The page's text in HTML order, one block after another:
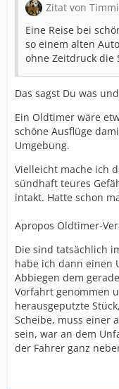
Zitat von
Eine Reise bei
so einem alten
ohne Zeitdruck die
Das sagst Du was
Ein Oldtimer wäre
schöne Ausflüge
Umgebung.
Vielleicht mache ich
sündhaft teures
intakt. Hatte schon
Apropos Oldtimer-
Die sind tatsächlich
habe ich dann einen
Abbiegen dem
Vorfahrt genommen
herausgeputzte
Scheibe, muss einer
sein, war an dem
der Fahrer ganz